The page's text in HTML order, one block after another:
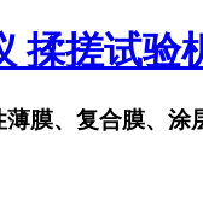
揉搓试验
膜、复合膜、涂